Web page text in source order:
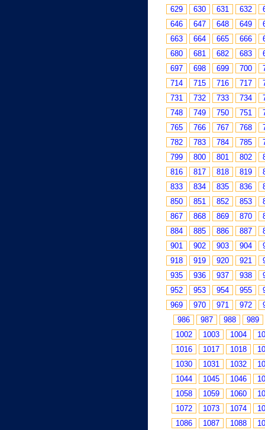
629 630 631 632
646
647 648 649
663
664 665 666
680
681 682 683
697
698 699 700
714
715 716 717
731
732 733 734
748
749 750 751
765
766 767 768
782
783 784 785
799
800 801 802
816
817 818 819
833
834 835 836
850
851 852 853
867
868 869 870
884
885 886 887
901
902 903 904
918
919 920 921
935
936 937 938
952
953 954 955
969
970 971 972
986
987 988
989
1002
1003 1004
1016
1017 1018
1030
1031 1032
1044
1045 1046
1058
1059 1060
1072
1073 1074
1086
1087 1088